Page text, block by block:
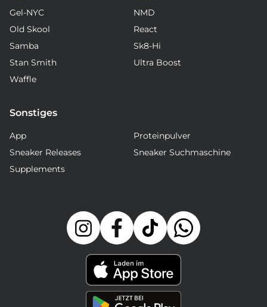
Gel-NYC
NMD
Old Skool
React
Samba
Sk8-Hi
Stan Smith
Ultra Boost
Waffle
Sonstiges
App
Proteinpulver
Sneaker Releases
Sneaker Suchmaschine
Supplements